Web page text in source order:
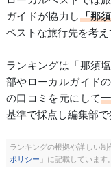
ガイドが協力し「那
ベストな旅行先を考え
ランキングは「那須
部やローカルガイド
の口コミを元にして
基準で採点し編集部で
ランキングの根拠や詳しい
ポリシー 」に記載しています。